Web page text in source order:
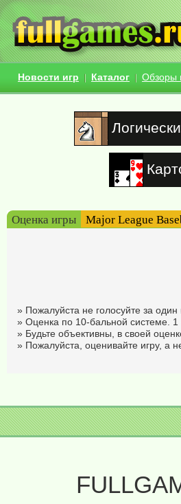
Новости игр Каталог Обзоры
Оценка игры Major League
» Пожалуйста не голосуйте за
» Оценка по 10-бальной системе. 1
» Будьте объективны, в своей
» Пожалуйста, оценивайте игру, а не